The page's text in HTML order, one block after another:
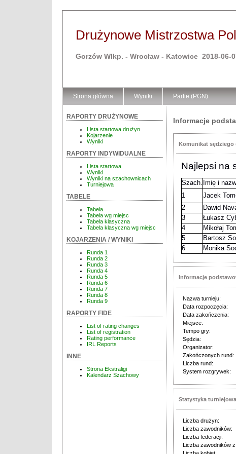
Drużynowe Mistrzostwa
Gorzów Wlkp. - Wrocław - Katowice 2018-06-
Strona główna Wyniki Partie (PGN)
RAPORTY DRUŻYNOWE
Lista startowa drużyn
Kojarzenie
Wyniki
RAPORTY INDYWIDUALNE
Lista startowa
Wyniki
Wyniki na szachownicach
Turniejowa
TABELE
Tabela
Tabela wg miejsc
Tabela klasyczna
Tabela klasyczna wg miejsc
KOJARZENIA / WYNIKI
Runda 1
Runda 2
Runda 3
Runda 4
Runda 5
Runda 6
Runda 7
Runda 8
Runda 9
RAPORTY FIDE
List of rating changes
List of registration
Rating performance
IRL Reports
INNE
Strona Ekstraligi
Kalendarz Szachowy
Informacje
Komunikat sędziego
Najlepsi na
Szach. Imię i
1
Jacek
2
Dawid
3
Łukasz
4
Mikołaj
5
Bartosz
6
Monika
Informacje
Nazwa turnieju:
Data rozpoczęcia:
Data zakończenia:
Miejsce:
Tempo gry:
Sędzia:
Organizator:
Zakończonych rund:
Liczba rund:
System rozgrywek:
Statystyka turniejowa
Liczba drużyn:
Liczba zawodników:
Liczba federacji:
Liczba zawodników